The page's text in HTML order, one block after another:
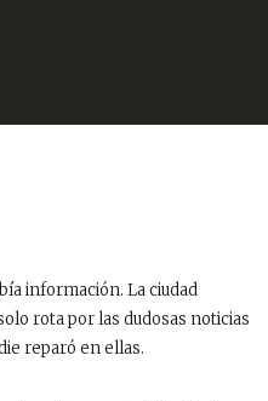
información. La ciudad
rota por las dudosas noticias
reparó en ellas.